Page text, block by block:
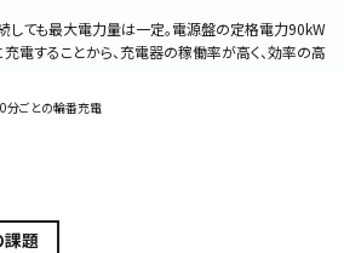
しても最大電力量は一定。電源盤の定格電力90kW
電することから、充電器の稼働率が高く、効率の高
ごとの輪番充電
題